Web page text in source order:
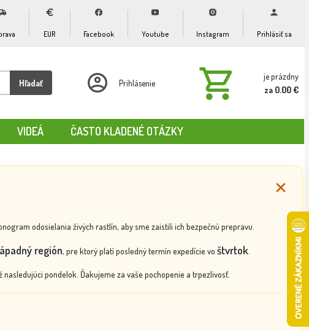
EUR Facebook Youtube Instagram Prihlásiť sa
Hľadať Prihlásenie
je prázdny
za 0.00 €
VIDEÁ ČASTO KLADENÉ OTÁZKY
odosielania živých rastlín, aby sme zaistili ich bezpečnú prepravu.
región, pre ktorý platí posledný termín expedície vo štvrtok.
pondelok. Ďakujeme za vaše pochopenie a trpezlivosť.